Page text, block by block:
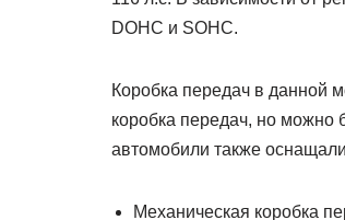
DOHC и SOHC.
Коробка передач в данной
коробка передач, но можно
автомобили также
Механическая коробка